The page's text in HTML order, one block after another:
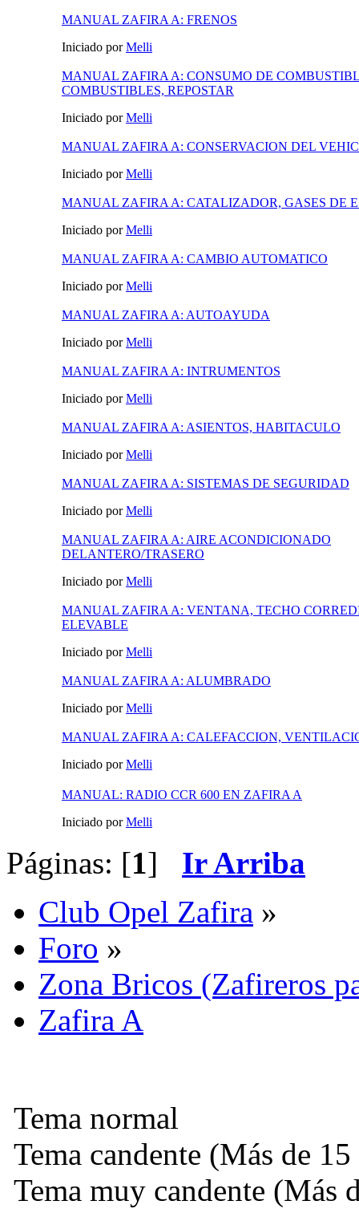
MANUAL ZAFIRA A: FRENOS
Iniciado porMelli
MANUAL ZAFIRA A: CONSUMO DE
COMBUSTIBLES, REPOSTAR
Iniciado porMelli
MANUAL ZAFIRA A: CONSERVACION DEL
Iniciado porMelli
MANUAL ZAFIRA A: CATALIZADOR, GASES DE
Iniciado porMelli
MANUAL ZAFIRA A: CAMBIO AUTOMATICO
Iniciado porMelli
MANUAL ZAFIRA A: AUTOAYUDA
Iniciado porMelli
MANUAL ZAFIRA A: INTRUMENTOS
Iniciado porMelli
MANUAL ZAFIRA A: ASIENTOS, HABITACULO
Iniciado porMelli
MANUAL ZAFIRA A: SISTEMAS DE SEGURIDAD
Iniciado porMelli
MANUAL ZAFIRA A: AIRE ACONDICIONADO
DELANTERO/TRASERO
Iniciado porMelli
MANUAL ZAFIRA A: VENTANA, TECHO
ELEVABLE
Iniciado porMelli
MANUAL ZAFIRA A: ALUMBRADO
Iniciado porMelli
MANUAL ZAFIRA A: CALEFACCION,
Iniciado porMelli
MANUAL: RADIO CCR 600 EN ZAFIRA A
Iniciado porMelli
Páginas: [1] Ir Arriba
Club Opel Zafira »
Foro »
Zona Bricos (Zafireros
Zafira A
Tema normal
Tema candente (Más de 15
Tema muy candente (Más